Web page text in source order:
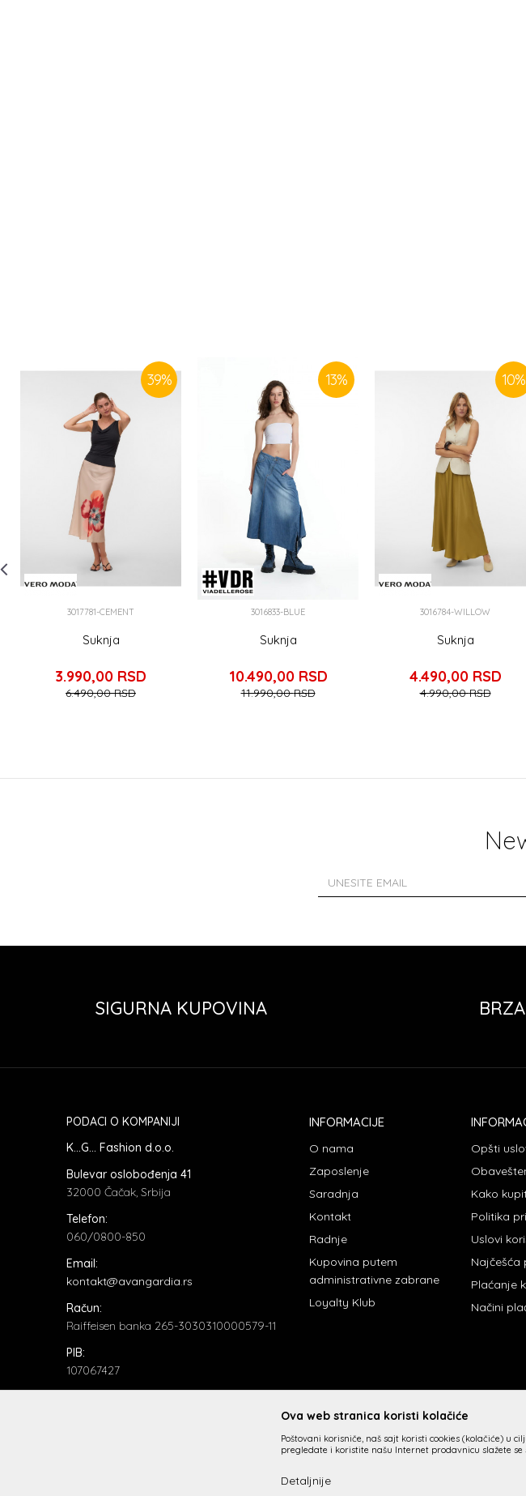
39%
3017781-CEMENT
Suknja
3.990,00 RSD
6.490,00RSD
13%
3016833-BLUE
Suknja
10.490,00 RSD
11.990,00RSD
10%
3016784-WILLOW
Suknja
4.490,00 RSD
4.990,00RSD
SIGURNA KUPOVINA
PODACI O KOMPANIJI
K...G... Fashion d.o.o.
Bulevar oslobođenja 41
32000 Čačak, Srbija
Telefon:
060/0800-850
Email:
kontakt@avangardia.rs
Račun:
Raiffeisen banka 265-3030310000579-11
PIB:
107067427
INFORMACIJE
O nama
Zaposlenje
Saradnja
Kontakt
Radnje
Kupovina putem
administrativne zabrane
Loyalty Klub
Opšti
Kako
Politika
Uslovi
Najčešća
Plaćanje
Načini
Ova web stranica koristi kolačiće
Poštovani korisniče, naš sajt koristi cookies (kolačiće) u
pregledate i koristite našu Internet prodavnicu slažete
Detaljnije